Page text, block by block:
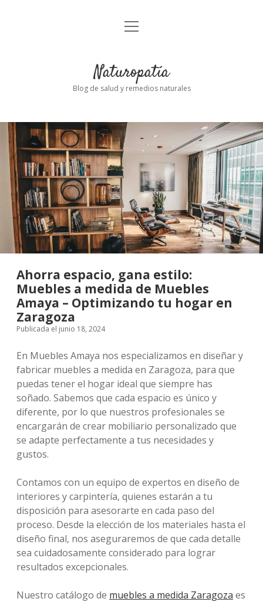
Inicio
abrir
Naturopatía
Blog de salud y remedios naturales
Ahorra espacio, gana estilo:
Muebles a medida de Muebles
Amaya – Optimizando tu hogar en
Zaragoza
Publicada el junio 18, 2024
En Muebles Amaya nos especializamos en diseñar y
fabricar muebles a medida en Zaragoza, para que
puedas tener el hogar ideal que siempre has
soñado. Sabemos que cada espacio es único y
diferente, por lo que nuestros profesionales se
encargarán de crear mobiliario personalizado que
se adapte perfectamente a tus necesidades y
gustos.
Contamos con un equipo de expertos en diseño de
interiores y carpintería, quienes estarán a tu
disposición para asesorarte en cada paso del
proceso. Desde la elección de los materiales hasta el
diseño final, nos aseguraremos de que cada detalle
sea cuidadosamente considerado para lograr
resultados excepcionales.
Nuestro catálogo de muebles a medida Zaragoza es